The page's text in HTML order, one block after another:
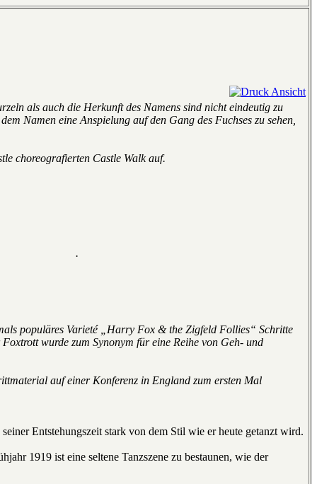
als auch die Herkunft des Namens sind nicht eindeutig zu
Namen eine Anspielung auf den Gang des Fuchses zu sehen,
choreografierten Castle Walk auf.
.
populäres Varieté „Harry Fox & the Zigfeld Follies“ Schritte
wurde zum Synonym für eine Reihe von Geh- und
auf einer Konferenz in England zum ersten Mal
Entstehungszeit stark von dem Stil wie er heute getanzt wird.
1919 ist eine seltene Tanzszene zu bestaunen, wie der